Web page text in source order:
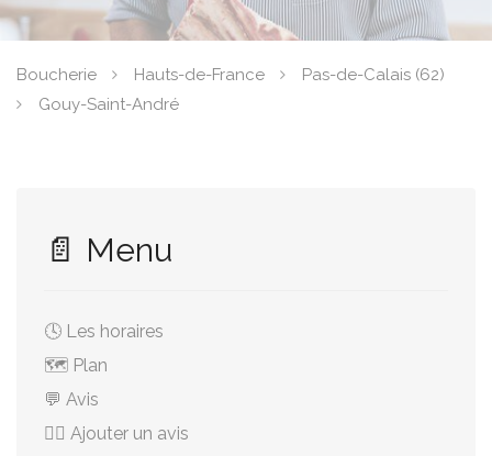
Boucherie Hauts-de-France
Pas-de-Calais (62)
Gouy-Saint-André
📄 Menu
🕓 Les horaires
🗺️ Plan
💬 Avis
✍🏻 Ajouter un avis